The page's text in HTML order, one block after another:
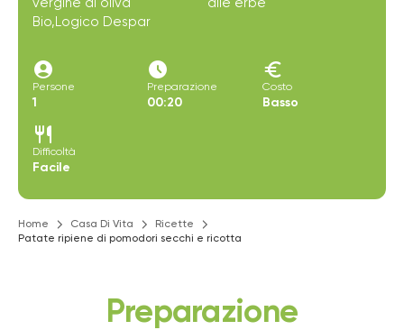
vergine di oliva
Bio,Logico Despar
alle erbe
account_circle
Persone
1
access_time_filled
Preparazione
00:20
euro
Costo
Basso
restaurant
Difficoltà
Facile
Home Casa Di Vita
Ricette
Patate ripiene di pomodori secchi e ricotta
Preparazione